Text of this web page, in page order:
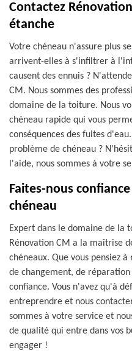
Contactez
étanche
Votre chéneau n'assure plus
arrivent-elles à s'infiltrer à
causent des ennuis ?
CM. Nous sommes des
domaine de la toiture. Nous
chéneau rapide qui vous
conséquences des fuites
problème de chéneau ?
l'aide, nous sommes à votre
Faites-nous
chéneau
Expert dans le domaine de la
Rénovation CM a la maîtrise
chéneaux. Que vous pensiez
de changement, de
confiance. Vous n'avez qu'à
entreprendre et nous
sommes à votre service et
de qualité qui entre dans vos
engager !